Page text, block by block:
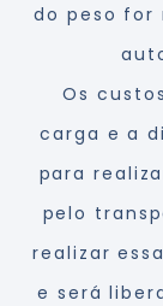
do peso for
Os
carga e a
para
pelo
realizar
e será